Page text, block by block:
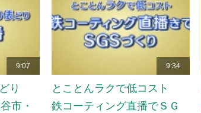
9:07
どり
市・
9:34
とことんラクで低コスト
鉄コーティング直播でＳＧ